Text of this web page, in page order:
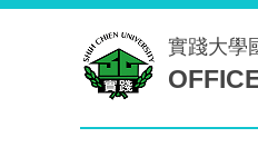
實踐大學